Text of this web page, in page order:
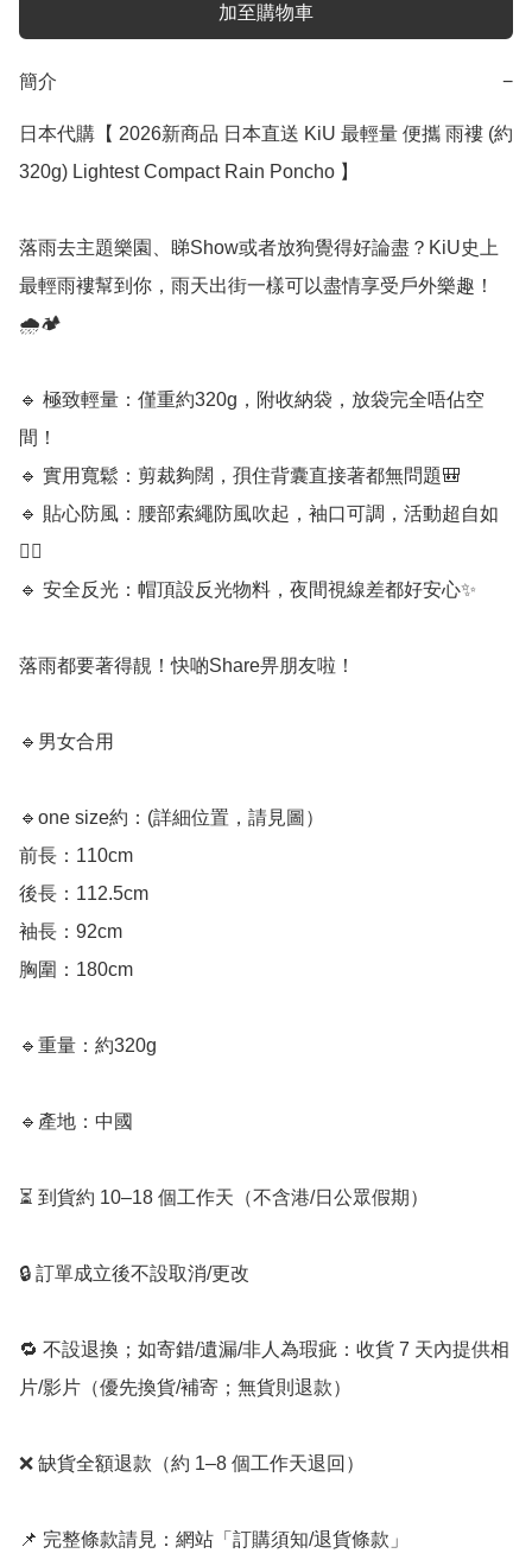
加至購物車
簡介 −
日本代購【 2026新商品 日本直送 KiU 最輕量 便攜 雨褸 (約
320g) Lightest Compact Rain Poncho 】
落雨去主題樂園、睇Show或者放狗覺得好論盡？KiU史上
最輕雨褸幫到你，雨天出街一樣可以盡情享受戶外樂趣！
🌧️🏕️
🔹 極致輕量：僅重約320g，附收納袋，放袋完全唔佔空
間！
🔹 實用寬鬆：剪裁夠闊，孭住背囊直接著都無問題🎒
🔹 貼心防風：腰部索繩防風吹起，袖口可調，活動超自如
🏃‍♀️
🔹 安全反光：帽頂設反光物料，夜間視線差都好安心✨
落雨都要著得靚！快啲Share畀朋友啦！
🔹男女合用
🔹one size約：(詳細位置，請見圖）
前長：110cm
後長：112.5cm
袖長：92cm
胸圍：180cm
🔹重量：約320g
🔹產地：中國
⏳ 到貨約 10–18 個工作天（不含港/日公眾假期）
🔒 訂單成立後不設取消/更改
🔁 不設退換；如寄錯/遺漏/非人為瑕疵：收貨 7 天內提供相
片/影片（優先換貨/補寄；無貨則退款）
❌ 缺貨全額退款（約 1–8 個工作天退回）
📌 完整條款請見：網站「訂購須知/退貨條款」